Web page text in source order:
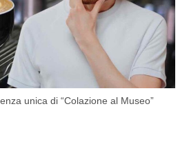
unica di “Colazione al Museo”